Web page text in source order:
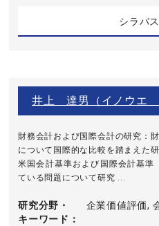
シラバ
井上 達男（イノウエ
財務会計および国際会計の研究：
について国際的な比較を踏まえた
米国会計基準および国際会計基準
ている問題について研究 ...
研究分野・
キーワード
企業価値評価,